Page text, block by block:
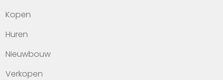
Kopen
Huren
Nieuwbouw
Verkopen